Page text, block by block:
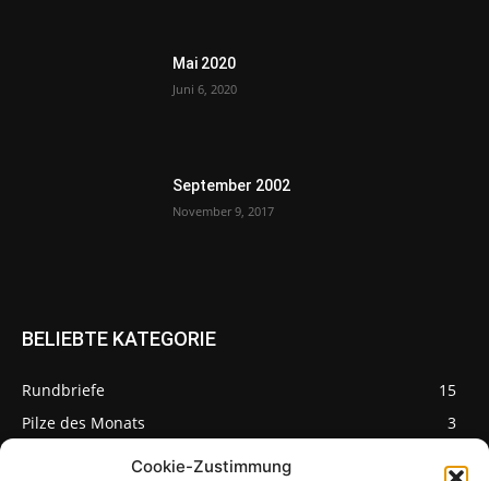
Cookie-Zustimmung
Mai 2020
Juni 6, 2020
September 2002
November 9, 2017
BELIEBTE KATEGORIE
Rundbriefe
15
Pilze des Monats
3